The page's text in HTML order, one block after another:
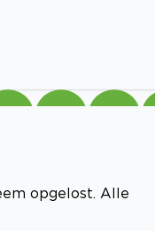
opgelost. Alle